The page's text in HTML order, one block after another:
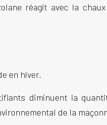
réagit avec la
en hiver.
diminuent la
de la